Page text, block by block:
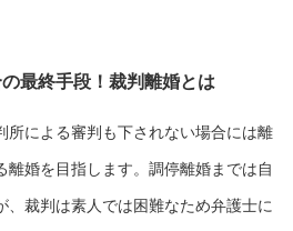
最終手段！裁判離婚とは
所による審判も下されない場合には離
離婚を目指します。調停離婚までは自
、裁判は素人では困難なため弁護士に